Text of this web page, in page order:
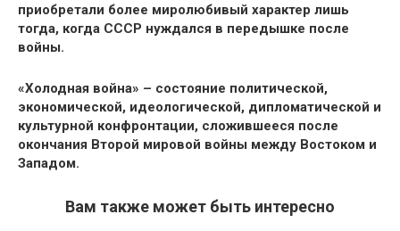
приобретали более миролюбивый характер лишь
тогда, когда СССР нуждался в передышке после
войны.
«Холодная война» – состояние политической,
экономической, идеологической, дипломатической и
культурной конфронтации, сложившееся после
окончания Второй мировой войны между Востоком и
Западом.
Вам также может быть интересно